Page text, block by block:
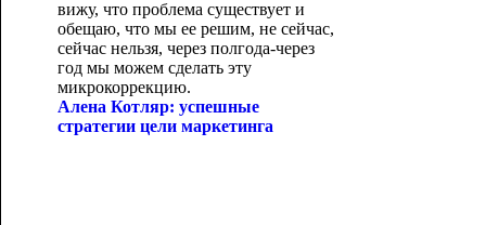
вижу, что проблема существует и
обещаю, что мы ее решим, не сейчас,
сейчас нельзя, через полгода-через
год мы можем сделать эту
микрокоррекцию.
Алена Котляр: успешные
стратегии цели маркетинга